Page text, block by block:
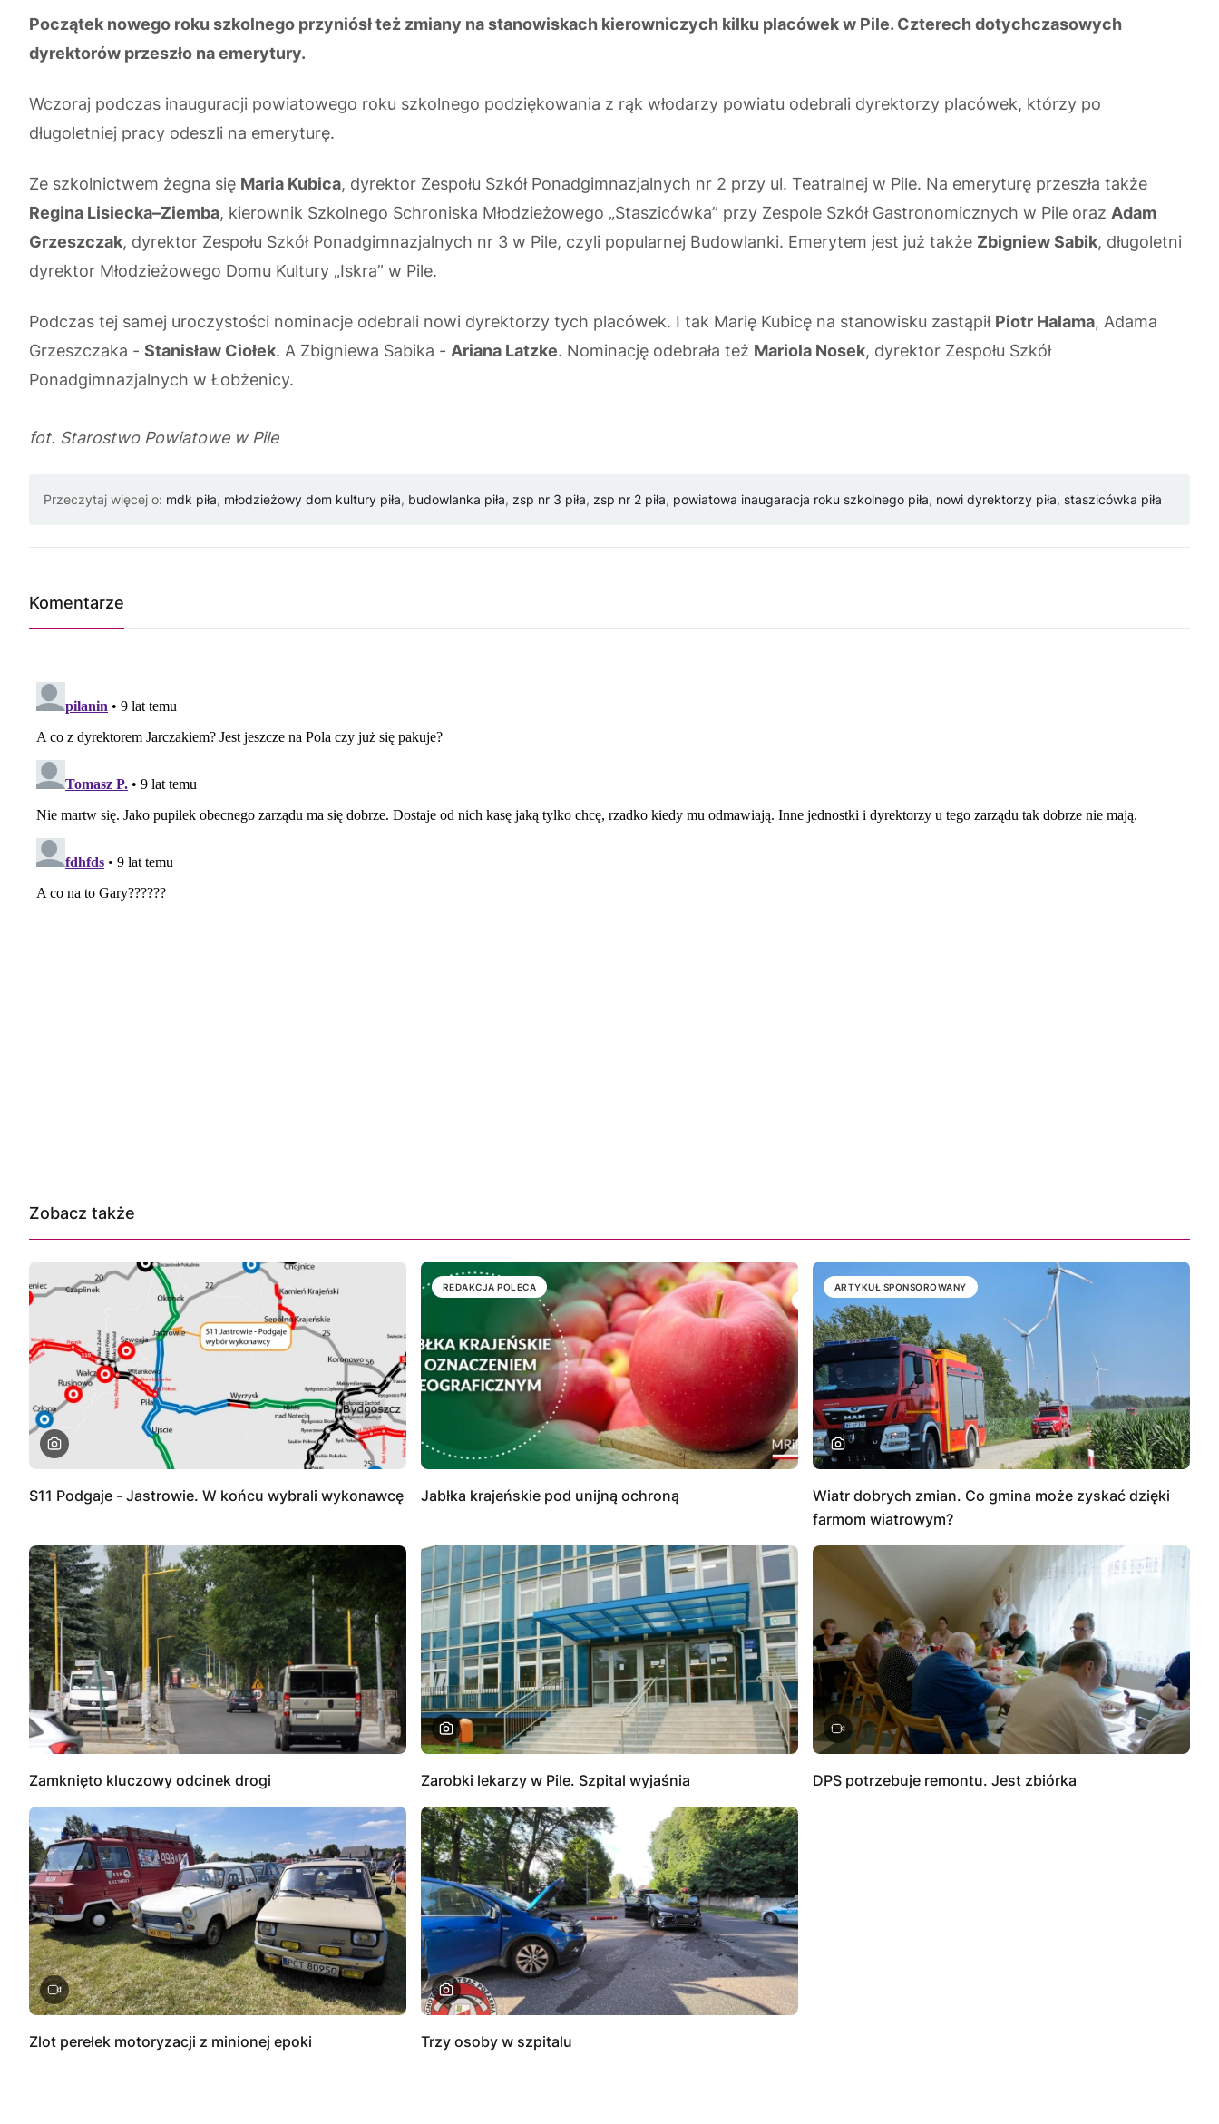
Początek nowego roku szkolnego przyniósł też zmiany na stanowiskach kierowniczych kilku placówek w Pile. Czterech dotychczasowych
dyrektorów przeszło na emerytury.
Wczoraj podczas inauguracji powiatowego roku szkolnego podziękowania z rąk włodarzy powiatu odebrali dyrektorzy placówek, którzy po
długoletniej pracy odeszli na emeryturę.
Ze szkolnictwem żegna się Maria Kubica, dyrektor Zespołu Szkół Ponadgimnazjalnych nr 2 przy ul. Teatralnej w Pile. Na emeryturę przeszła także
Regina Lisiecka–Ziemba, kierownik Szkolnego Schroniska Młodzieżowego „Staszicówka” przy Zespole Szkół Gastronomicznych w Pile oraz Adam
Grzeszczak, dyrektor Zespołu Szkół Ponadgimnazjalnych nr 3 w Pile, czyli popularnej Budowlanki. Emerytem jest już także Zbigniew Sabik, długoletni
dyrektor Młodzieżowego Domu Kultury „Iskra” w Pile.
Podczas tej samej uroczystości nominacje odebrali nowi dyrektorzy tych placówek. I tak Marię Kubicę na stanowisku zastąpił Piotr Halama, Adama
Grzeszczaka - Stanisław Ciołek. A Zbigniewa Sabika - Ariana Latzke. Nominację odebrała też Mariola Nosek, dyrektor Zespołu Szkół
Ponadgimnazjalnych w Łobżenicy.
fot. Starostwo Powiatowe w Pile
Przeczytaj więcej o: mdk piła, młodzieżowy dom kultury piła, budowlanka piła, zsp nr 3 piła, zsp nr 2 piła, powiatowa inaugaracja roku szkolnego piła, nowi dyrektorzy piła, staszicówka piła
Komentarze
Zobacz także
S11 Podgaje - Jastrowie. W końcu wybrali wykonawcę
REDAKCJA POLECA
Jabłka krajeńskie pod unijną ochroną
ARTYKUŁ SPONSOROWANY
Wiatr dobrych zmian. Co gmina może zyskać dzięki
farmom wiatrowym?
Zamknięto kluczowy odcinek drogi Zarobki lekarzy w Pile. Szpital wyjaśnia DPS potrzebuje remontu. Jest zbiórka
Zlot perełek motoryzacji z minionej epoki Trzy osoby w szpitalu